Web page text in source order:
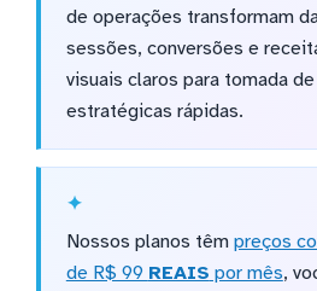
de operações transformam
sessões, conversões e
visuais claros para tomada
estratégicas rápidas.
Nossos planos têm preços
de R$ 99 REAIS por mês,